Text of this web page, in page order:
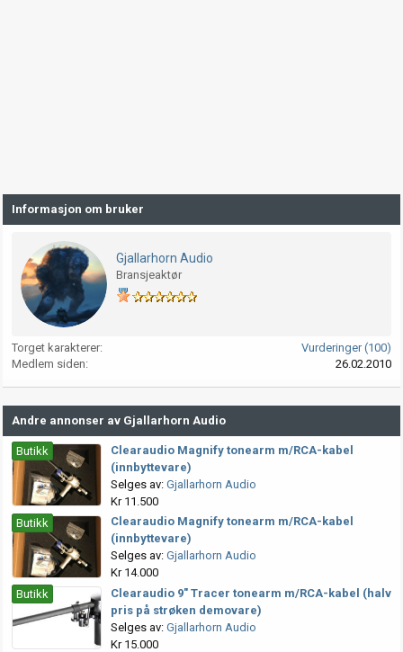
Informasjon om bruker
Gjallarhorn Audio
Bransjeaktør
Torget karakterer
Vurderinger (100)
Medlem siden
26.02.2010
Andre annonser av Gjallarhorn Audio
Butikk
Clearaudio Magnify tonearm m/RCA-kabel
(innbyttevare)
Selges av: Gjallarhorn Audio
Kr 11.500
Butikk
Clearaudio Magnify tonearm m/RCA-kabel
(innbyttevare)
Selges av: Gjallarhorn Audio
Kr 14.000
Butikk
Clearaudio 9" Tracer tonearm m/RCA-kabel (halv
pris på strøken demovare)
Selges av: Gjallarhorn Audio
Kr 15.000